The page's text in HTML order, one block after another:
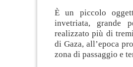
È un piccolo
invetriata, grande
realizzato più di
di Gaza, all’epoca
zona di passaggio e